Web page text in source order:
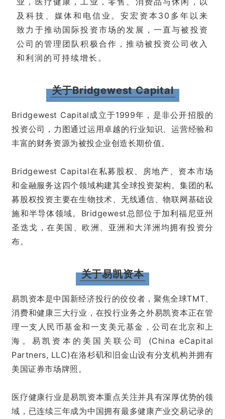
及科技、媒体和电信业。安宏资本30多年以来
致力于推动国际投资市场的发展，一直与被投资
公司的管理团队积极合作，推动被投资公司收入
和利润的可持续增长。
关于Bridgewest Capital
Bridgewest Capital成立于1999年，是非公开招股的
投资公司，力图通过运用卓越的行业知识、运营经验和
丰富的财务资源为被投企业创造长期价值。
Bridgewest Capital在私募股权、房地产、资本市场
和金融服务这四个领域构建其全球投资架构。集团的私
募股权投资主要在生物技术、无线通信、物联网基础设
施和半导体领域。Bridgewest总部位于加利福尼亚州
圣迭戈，在美国、欧洲、亚洲和大洋洲均拥有投资分
布。
关于易凯资本
易凯资本是中国新经济投行的佼佼者，聚焦全球TMT、
消费和健康三大行业，在投行业务之外易凯资本正在管
理一支人民币基金和一支美元基金，公司在北京和 上
海 。 易凯资本的美国关联公司 (China eCapital
Partners, LLC)在洛杉矶和旧金山设有分支机构并拥有
美国证券市场牌照。
医疗健康行业是易凯资本重点关注并具有深厚优势的领
域，已连续三年成为中国拥有最多健康产业交易记录的